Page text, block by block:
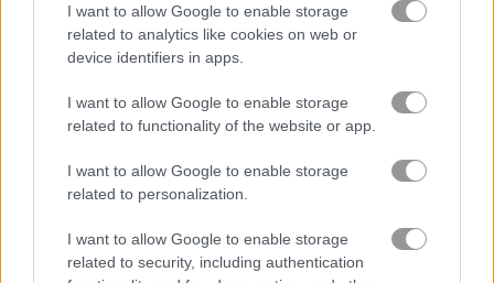
I want to allow Google to enable storage
related to analytics like cookies on web or
device identifiers in apps.
I want to allow Google to enable storage
related to functionality of the website or app.
I want to allow Google to enable storage
related to personalization.
I want to allow Google to enable storage
related to security, including authentication
trò chơi trực tuyến miễn phí trò chơi xếp hình color fill 3d
Video gameplay